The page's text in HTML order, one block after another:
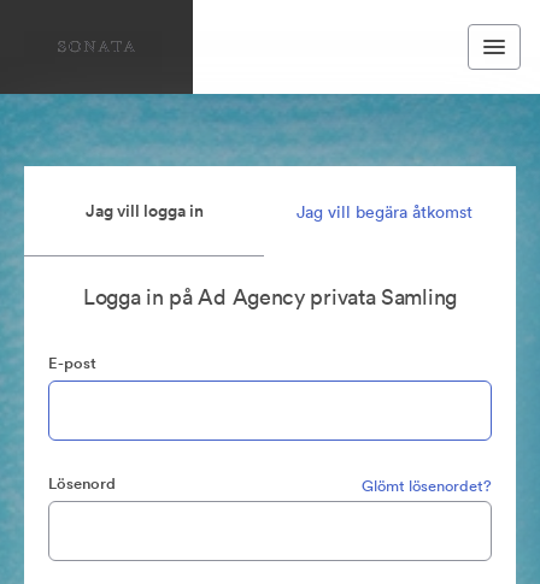
Jag vill logga in Jag vill begära åtkomst
Logga in på Ad Agency privata Samling
E-post
Lösenord Glömt lösenordet?